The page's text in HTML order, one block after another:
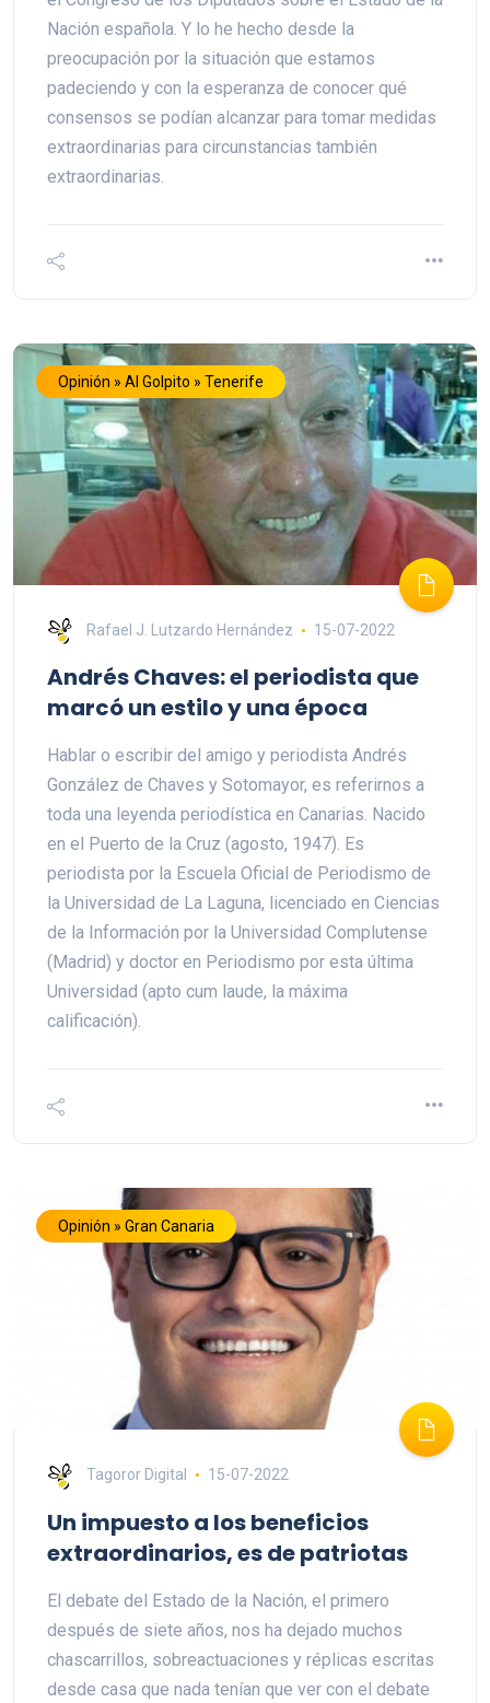
Nación española. Y lo he hecho desde la
preocupación por la situación que estamos
padeciendo y con la esperanza de conocer qué
consensos se podían alcanzar para tomar medidas
extraordinarias para circunstancias también
extraordinarias.
Opinión » Al Golpito » Tenerife
Rafael J. Lutzardo Hernández 15-07-2022
Andrés Chaves: el periodista que
marcó un estilo y una época
Hablar o escribir del amigo y periodista Andrés
González de Chaves y Sotomayor, es referirnos a
toda una leyenda periodística en Canarias. Nacido
en el Puerto de la Cruz (agosto, 1947). Es
periodista por la Escuela Oficial de Periodismo de
la Universidad de La Laguna, licenciado en Ciencias
de la Información por la Universidad Complutense
(Madrid) y doctor en Periodismo por esta última
Universidad (apto cum laude, la máxima
calificación).
Opinión » Gran Canaria
Tagoror Digital 15-07-2022
Un impuesto a los beneficios
extraordinarios, es de patriotas
El debate del Estado de la Nación, el primero
después de siete años, nos ha dejado muchos
chascarrillos, sobreactuaciones y réplicas escritas
desde casa que nada tenían que ver con el debate